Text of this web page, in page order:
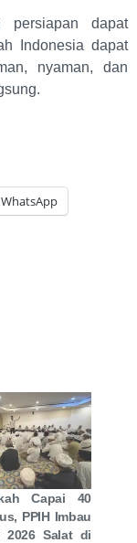
persiapan dapat
Indonesia dapat
nyaman, dan
WhatsApp
Capai 40
PPIH Imbau
2026 Salat di